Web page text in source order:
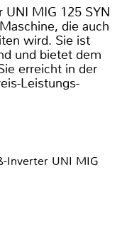
UNI MIG 125 SYN
die auch
wird. Sie ist
und bietet dem
erreicht in der
Leistungs-
Inverter UNI MIG